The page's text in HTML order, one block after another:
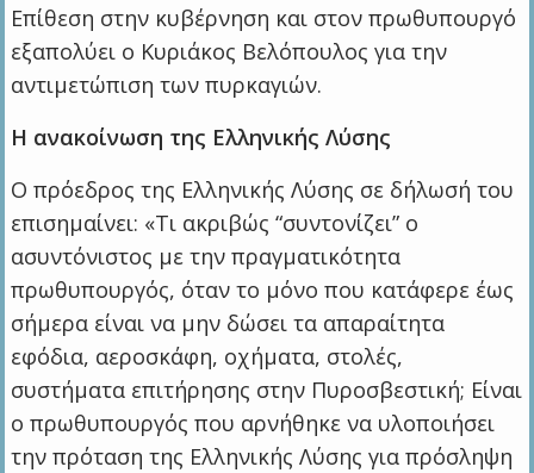
Επίθεση στην κυβέρνηση και στον πρωθυπουργό
εξαπολύει ο Κυριάκος Βελόπουλος για την
αντιμετώπιση των πυρκαγιών.
Η ανακοίνωση της Ελληνικής Λύσης
Ο πρόεδρος της Ελληνικής Λύσης σε δήλωσή του
επισημαίνει: «Τι ακριβώς “συντονίζει” ο
ασυντόνιστος με την πραγματικότητα
πρωθυπουργός, όταν το μόνο που κατάφερε έως
σήμερα είναι να μην δώσει τα απαραίτητα
εφόδια, αεροσκάφη, οχήματα, στολές,
συστήματα επιτήρησης στην Πυροσβεστική; Είναι
ο πρωθυπουργός που αρνήθηκε να υλοποιήσει
την πρόταση της Ελληνικής Λύσης για πρόσληψη